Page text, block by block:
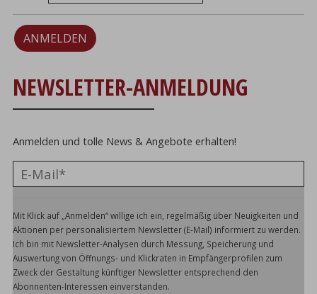
ANMELDEN
NEWSLETTER-ANMELDUNG
Anmelden und tolle News & Angebote erhalten!
Mit Klick auf „Anmelden“ willige ich ein, regelmäßig über Neuigkeiten und
Aktionen per personalisiertem Newsletter (E-Mail) informiert zu werden.
Ich bin mit Newsletter-Analysen durch Messung, Speicherung und
Auswertung von Öffnungs- und Klickraten in Empfängerprofilen zum
Zweck der Gestaltung künftiger Newsletter entsprechend den
Abonnenten-Interessen einverstanden.